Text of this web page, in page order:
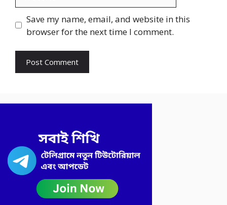
Save my name, email, and website in this
browser for the next time I comment.